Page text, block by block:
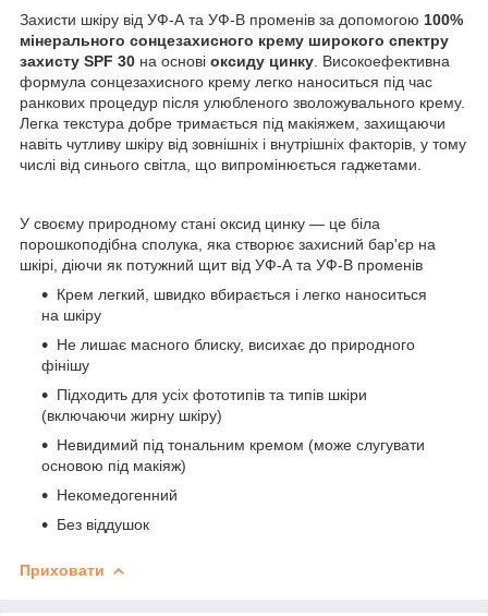
Захисти шкіру від УФ-А та УФ-В променів за допомогою 100%
мінерального сонцезахисного крему широкого спектру
захисту SPF 30 на основі оксиду цинку . Високоефективна
формула сонцезахисного крему легко наноситься під час
ранкових процедур після улюбленого зволожувального крему.
Легка текстура добре тримається під макіяжем, захищаючи
навіть чутливу шкіру від зовнішніх і внутрішніх факторів, у тому
числі від синього світла, що випромінюється гаджетами.
У своєму природному стані оксид цинку — це біла
порошкоподібна сполука, яка створює захисний бар'єр на
шкірі, діючи як потужний щит від УФ-А та УФ-В променів
Крем легкий, швидко вбирається і легко наноситься
на шкіру
Не лишає масного блиску, висихає до природного
фінішу
Підходить для усіх фототипів та типів шкіри
(включаючи жирну шкіру)
Невидимий під тональним кремом (може слугувати
основою під макіяж)
Некомедогенний
Без віддушок
Приховати